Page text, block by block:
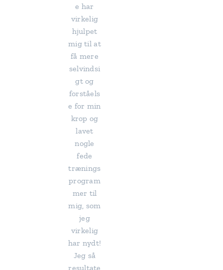
e har
virkelig
hjulpet
mig til at
få mere
selvindsi
gt og
forståels
e for min
krop og
lavet
nogle
fede
trænings
program
mer til
mig, som
jeg
virkelig
har nydt!
Jeg så
resultate